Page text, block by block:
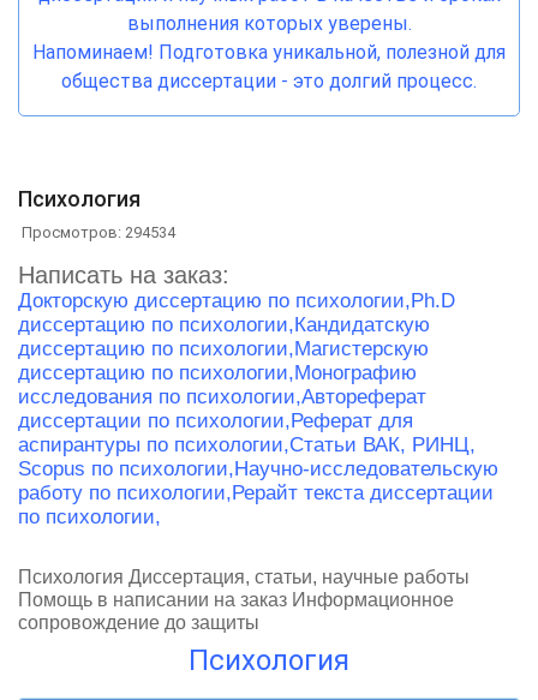
выполнения которых уверены.
Напоминаем! Подготовка уникальной, полезной для
общества диссертации - это долгий процесс.
Психология
Просмотров: 294534
Написать на заказ:
Докторскую диссертацию по психологии,Ph.D
диссертацию по психологии,Кандидатскую
диссертацию по психологии,Магистерскую
диссертацию по психологии,Монографию
исследования по психологии,Автореферат
диссертации по психологии,Реферат для
аспирантуры по психологии,Статьи ВАК, РИНЦ,
Scopus по психологии,Научно-исследовательскую
работу по психологии,Рерайт текста диссертации
по психологии,
Психология Диссертация, статьи, научные работы
Помощь в написании на заказ Информационное
сопровождение до защиты
Психология